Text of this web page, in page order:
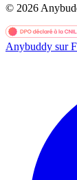
© 2026
Anybuddy sur